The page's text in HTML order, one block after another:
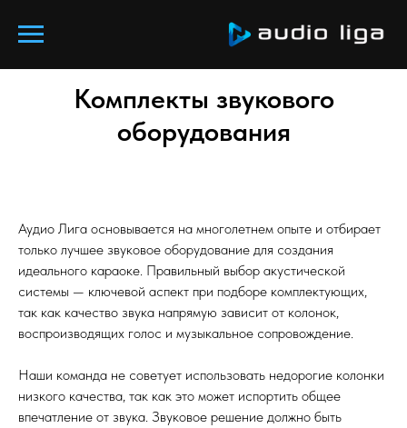
Комплекты звукового
оборудования
Аудио Лига основывается на многолетнем опыте и отбирает
только лучшее звуковое оборудование для создания
идеального караоке. Правильный выбор акустической
системы — ключевой аспект при подборе комплектующих,
так как качество звука напрямую зависит от колонок,
воспроизводящих голос и музыкальное сопровождение.
Наши команда не советует использовать недорогие колонки
низкого качества, так как это может испортить общее
впечатление от звука. Звуковое решение должно быть